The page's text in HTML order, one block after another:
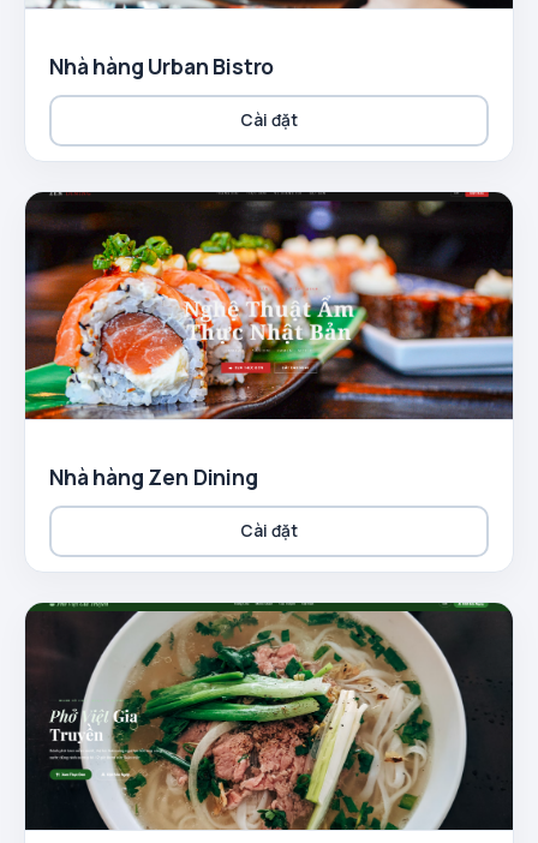
Nhà hàng Urban Bistro
Cài đặt
Nhà hàng Zen Dining
Cài đặt